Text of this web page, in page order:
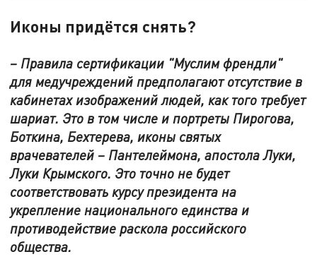
Иконы придётся снять?
– Правила сертификации "Муслим френдли"
для медучреждений предполагают отсутствие в
кабинетах изображений людей, как того требует
шариат. Это в том числе и портреты Пирогова,
Боткина, Бехтерева, иконы святых
врачевателей – Пантелеймона, апостола Луки,
Луки Крымского. Это точно не будет
соответствовать курсу президента на
укрепление национального единства и
противодействие раскола российского
общества.